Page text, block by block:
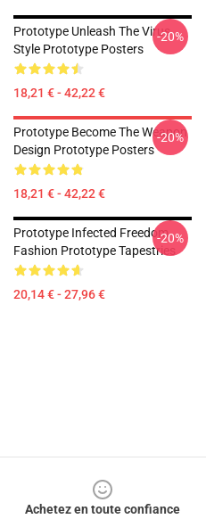
Prototype Unleash The Virus
Style Prototype Posters
18,21 € - 42,22 €
-20%
Prototype Become The Weapon
Design Prototype Posters
18,21 € - 42,22 €
-20%
Prototype Infected Freedom
Fashion Prototype Tapestries
20,14 € - 27,96 €
-20%
Achetez en toute confiance